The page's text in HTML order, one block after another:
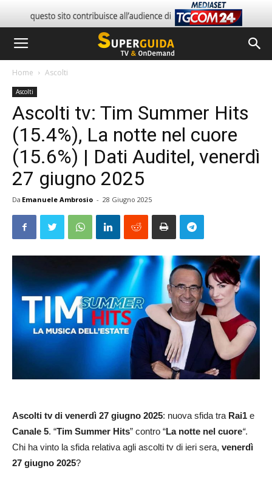
Home Ascolti
Ascolti
Ascolti tv: Tim Summer Hits
(15.4%), La notte nel cuore
(15.6%) | Dati Auditel, venerdì
27 giugno 2025
Da Emanuele Ambrosio - 28 Giugno 2025
Ascolti tv di venerdì 27 giugno 2025: nuova sfida tra Rai1 e
Canale 5. “Tim Summer Hits” contro “La notte nel cuore“.
Chi ha vinto la sfida relativa agli ascolti tv di ieri sera, venerdì
27 giugno 2025?